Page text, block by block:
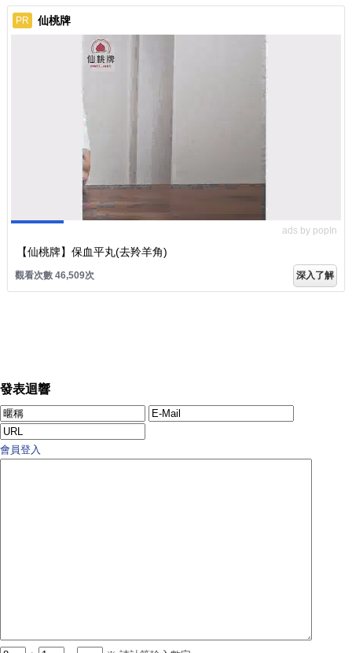
PR 仙桃牌
ads by popIn
【仙桃牌】保血平丸(去羚羊角)
觀看次數 46,509次 深入了解
發表迴響
會員登入